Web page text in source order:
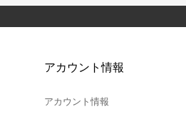
アカウント情報
アカウント情報